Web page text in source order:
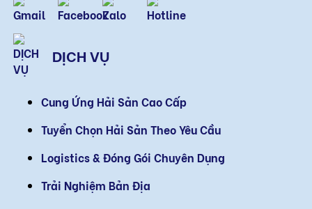
DỊCH VỤ
Cung Ứng Hải Sản Cao Cấp
Tuyển Chọn Hải Sản Theo Yêu Cầu
Logistics & Đóng Gói Chuyên Dụng
Trải Nghiệm Bản Địa